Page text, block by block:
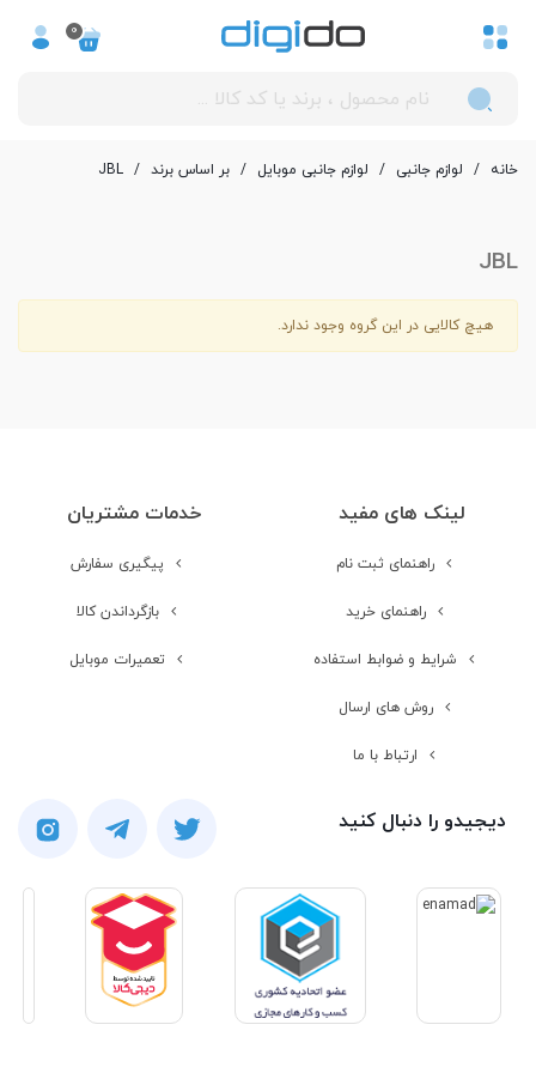
0
خانه / لوازم جانبی / لوازم جانبی موبایل / بر اساس برند /
JBL
JBL
هیچ کالایی در این گروه وجود ندارد.
لینک های مفید
راهنمای ثبت نام
راهنمای خرید
شرایط و ضوابط استفاده
روش های ارسال
ارتباط با ما
خدمات مشتریان
پیگیری سفارش
بازگرداندن کالا
تعمیرات موبایل
دیجیدو را دنبال کنید